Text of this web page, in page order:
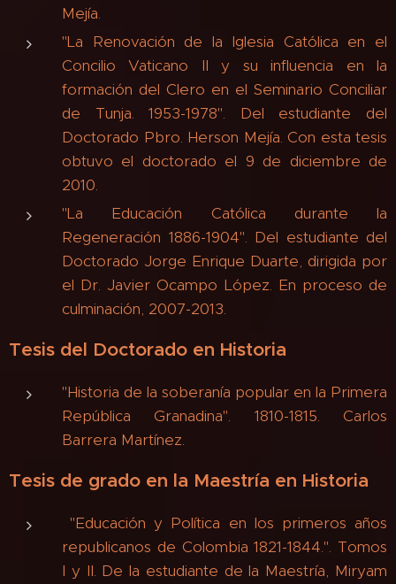
Mejía.
"La Renovación de la Iglesia Católica en el
Concilio Vaticano II y su influencia en la
formación del Clero en el Seminario Conciliar
de Tunja. 1953-1978". Del estudiante del
Doctorado Pbro. Herson Mejía. Con esta tesis
obtuvo el doctorado el 9 de diciembre de
2010.
"La Educación Católica durante la
Regeneración 1886-1904". Del estudiante del
Doctorado Jorge Enrique Duarte, dirigida por
el Dr. Javier Ocampo López. En proceso de
culminación, 2007-2013.
Tesis del Doctorado en Historia
"Historia de la soberanía popular en la Primera
República Granadina". 1810-1815. Carlos
Barrera Martínez.
Tesis de grado en la Maestría en Historia
"Educación y Política en los primeros años
republicanos de Colombia 1821-1844.". Tomos
I y II. De la estudiante de la Maestría, Miryam